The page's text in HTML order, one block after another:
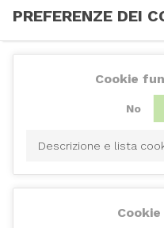
PREFERENZE DEI
Cookie
No
Descrizione e lista